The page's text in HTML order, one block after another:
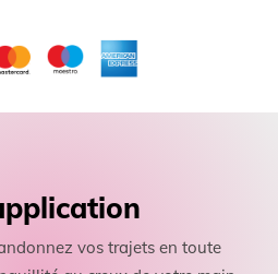
vos trajets en toute